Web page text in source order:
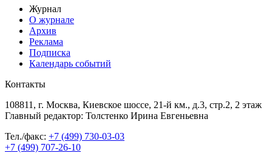
Журнал
О журнале
Архив
Реклама
Подписка
Календарь событий
Контакты
108811, г. Москва, Киевское шоссе, 21-й км., д.3, стр.2, 2 этаж
Главный редактор: Толстенко Ирина Евгеньевна
Тел./факс: +7 (499) 730-03-03
+7 (499) 707-26-10